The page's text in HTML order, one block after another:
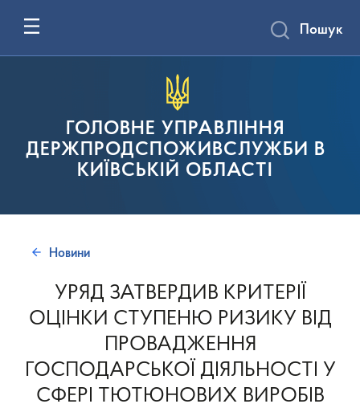
ГОЛОВНЕ УПРАВЛІННЯ
ДЕРЖПРОДСПОЖИВСЛУЖБИ В
КИЇВСЬКІЙ ОБЛАСТІ
Пошук
Новини
УРЯД ЗАТВЕРДИВ КРИТЕРІЇ
ОЦІНКИ СТУПЕНЮ РИЗИКУ ВІД
ПРОВАДЖЕННЯ
ГОСПОДАРСЬКОЇ ДІЯЛЬНОСТІ У
СФЕРІ ТЮТЮНОВИХ ВИРОБІВ